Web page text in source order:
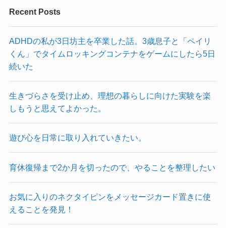
Recent Posts
ADHDの私が3日坊主を卒業した話。3歳息子と「ペイリ
くん」でタイムロッキングコンテナをゲームにしたら5日
続いた
生きづらさを受け止め、理想の暮らしに向けた実験を楽
しもうと思えてよかった。
遊び心を日常に取り入れていきたい。
育休復帰まで2か月を切ったので、やることを整理したい
お気に入りのネクタイピンをメッセージカード置きに使
えることを発見！